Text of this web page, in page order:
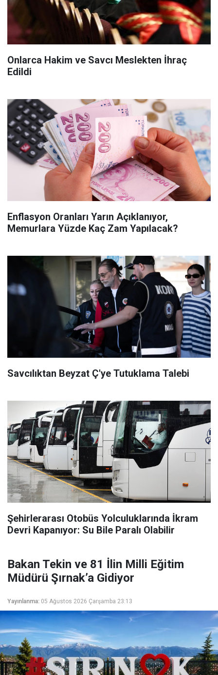
Onlarca Hakim ve Savcı Meslekten İhraç
Edildi
Enflasyon Oranları Yarın Açıklanıyor,
Memurlara Yüzde Kaç Zam Yapılacak?
Savcılıktan Beyzat Ç'ye Tutuklama Talebi
Şehirlerarası Otobüs Yolculuklarında İkram
Devri Kapanıyor: Su Bile Paralı Olabilir
Bakan Tekin ve 81 İlin Milli Eğitim
Müdürü Şırnak’a Gidiyor
Yayınlanma: 05 Ağustos 2026 Çarşamba 23:13